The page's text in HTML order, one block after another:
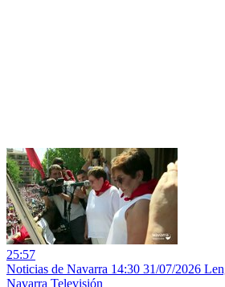
25:57
Noticias de Navarra 14:30 31/07/2026
Navarra Televisión